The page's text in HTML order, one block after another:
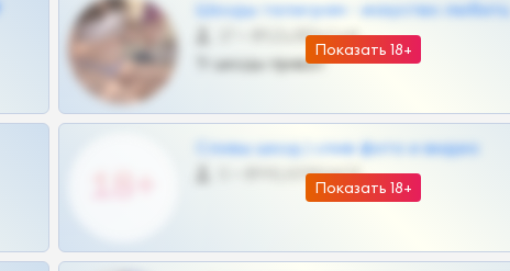
Показать 18+
Шкоды телеграм - искуство любить
@SZu3ll3sCatt_bot
Тг шкоды приват
Показать 18+
Сливы шкод | слив фото и видео
@MILKPRIVATES39BOT